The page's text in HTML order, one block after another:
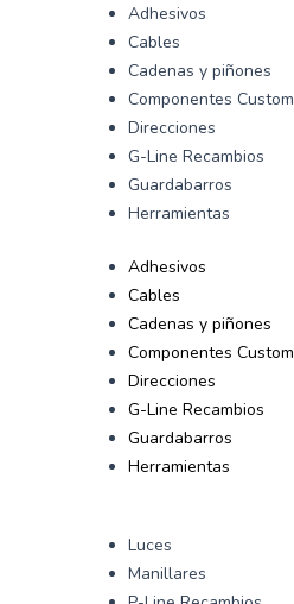
Adhesivos
Cables
Cadenas y piñones
Componentes Custom
Direcciones
G-Line Recambios
Guardabarros
Herramientas
Adhesivos
Cables
Cadenas y piñones
Componentes Custom
Direcciones
G-Line Recambios
Guardabarros
Herramientas
Luces
Manillares